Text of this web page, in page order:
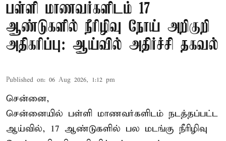
பள்ளி மாணவர்களிடம் 17
ஆண்டுகளில் நீரிழிவு நோய் அறிகுறி
அதிகரிப்பு: ஆய்வில் அதிர்ச்சி தகவல்
Published on: 06 Aug 2026, 1:12 pm
சென்னை,
சென்னையில் பள்ளி மாணவர்களிடம் நடத்தப்பட்ட
ஆய்வில், 17 ஆண்டுகளில் பல மடங்கு நீரிழிவு